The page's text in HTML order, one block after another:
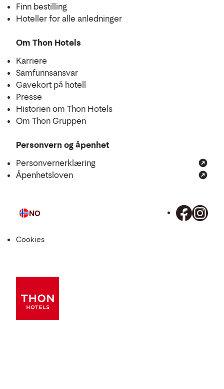
Finn bestilling
Hoteller for alle anledninger
Om Thon Hotels
Karriere
Samfunnsansvar
Gavekort på hotell
Presse
Historien om Thon Hotels
Om Thon Gruppen
Personvern og åpenhet
Personvernerklæring
Åpenhetsloven
Språk
NO
Cookies